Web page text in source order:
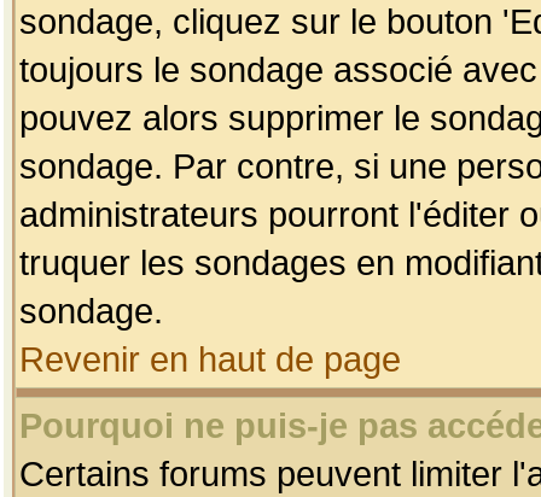
sondage, cliquez sur le bouton
toujours le sondage associé
pouvez alors supprimer le
sondage. Par contre, si une
administrateurs pourront l'éditer
truquer les sondages en
sondage.
Revenir en haut de page
Pourquoi ne puis-je pas
Certains forums peuvent limiter